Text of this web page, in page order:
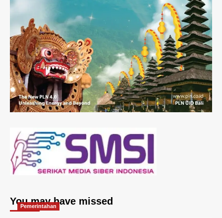
You may have missed
Pemerintahan